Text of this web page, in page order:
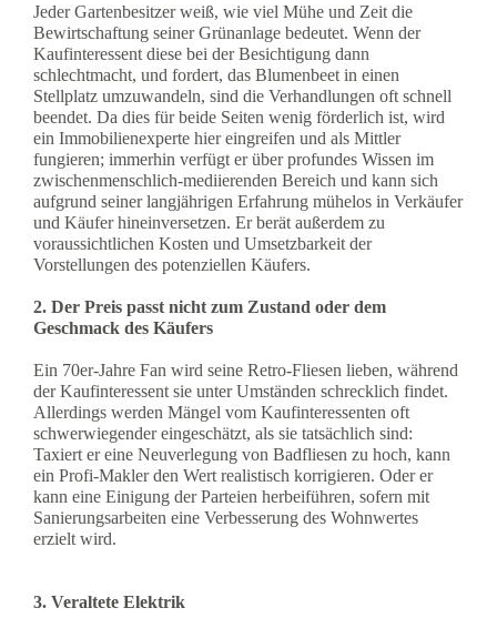
Jeder Gartenbesitzer weiß, wie viel Mühe und Zeit die
Bewirtschaftung seiner Grünanlage bedeutet. Wenn der
Kaufinteressent diese bei der Besichtigung dann
schlechtmacht, und fordert, das Blumenbeet in einen
Stellplatz umzuwandeln, sind die Verhandlungen oft schnell
beendet. Da dies für beide Seiten wenig förderlich ist, wird
ein Immobilienexperte hier eingreifen und als Mittler
fungieren; immerhin verfügt er über profundes Wissen im
zwischenmenschlich-mediierenden Bereich und kann sich
aufgrund seiner langjährigen Erfahrung mühelos in Verkäufer
und Käufer hineinversetzen. Er berät außerdem zu
voraussichtlichen Kosten und Umsetzbarkeit der
Vorstellungen des potenziellen Käufers.
2. Der Preis passt nicht zum Zustand oder dem
Geschmack des Käufers
Ein 70er-Jahre Fan wird seine Retro-Fliesen lieben, während
der Kaufinteressent sie unter Umständen schrecklich findet.
Allerdings werden Mängel vom Kaufinteressenten oft
schwerwiegender eingeschätzt, als sie tatsächlich sind:
Taxiert er eine Neuverlegung von Badfliesen zu hoch, kann
ein Profi-Makler den Wert realistisch korrigieren. Oder er
kann eine Einigung der Parteien herbeiführen, sofern mit
Sanierungsarbeiten eine Verbesserung des Wohnwertes
erzielt wird.
3. Veraltete Elektrik